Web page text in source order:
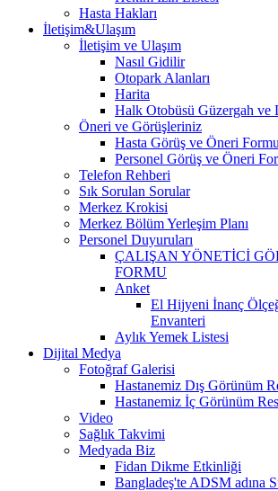
Hasta Hakları
İletişim&Ulaşım
İletişim ve Ulaşım
Nasıl Gidilir
Otopark Alanları
Harita
Halk Otobüsü Güzergah
Öneri ve Görüşleriniz
Hasta Görüş ve Öneri Formu
Personel Görüş ve Öneri
Telefon Rehberi
Sık Sorulan Sorular
Merkez Krokisi
Merkez Bölüm Yerleşim Planı
Personel Duyuruları
ÇALIŞAN YÖNETİCİ
FORMU
Anket
El Hijyeni İnanç
Envanteri
Aylık Yemek Listesi
Dijital Medya
Fotoğraf Galerisi
Hastanemiz Dış Görünüm
Hastanemiz İç Görünüm
Video
Sağlık Takvimi
Medyada Biz
Fidan Dikme Etkinliği
Bangladeş'te ADSM adına